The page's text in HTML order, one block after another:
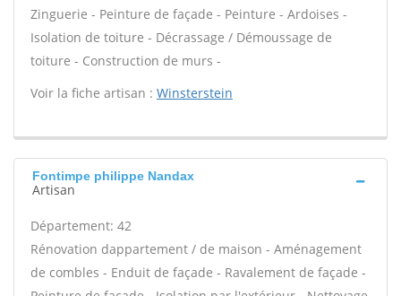
Zinguerie - Peinture de façade - Peinture - Ardoises -
Isolation de toiture - Décrassage / Démoussage de
toiture - Construction de murs -
Voir la fiche artisan : Winsterstein
Fontimpe philippe Nandax
Artisan
Département: 42
Rénovation dappartement / de maison - Aménagement
de combles - Enduit de façade - Ravalement de façade -